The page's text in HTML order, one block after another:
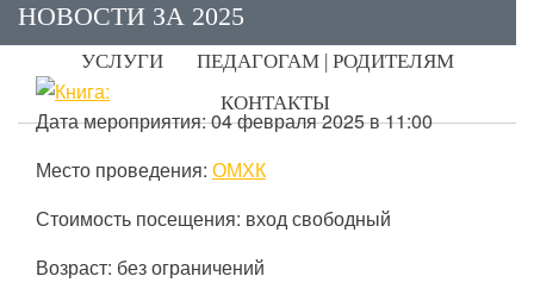
ЭЛЕКТРОННЫЙ КАТАЛОГ
УСЛУГИ
ПЕДАГОГАМ | РОДИТЕЛЯМ
КОНТАКТЫ
НОВОСТИ ЗА 2025
Дата мероприятия: 04 февраля 2025 в 11:00
Место проведения: ОМХК
Стоимость посещения: вход свободный
Возраст: без ограничений